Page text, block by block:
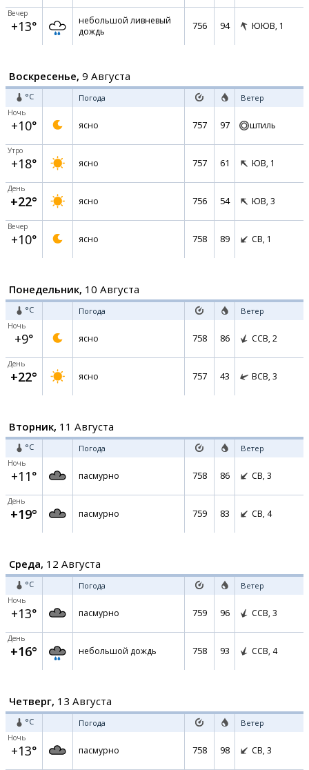
Вечер
+13°
небольшой ливневый
дождь
756 94 ЮЮВ, 1
Воскресенье, 9 Августа
°C Погода Ветер
Ночь
+10° ясно 757 97 штиль
Утро
+18° ясно 757 61 ЮВ, 1
День
+22° ясно 756 54 ЮВ, 3
Вечер
+10° ясно 758 89 СВ, 1
Понедельник, 10 Августа
°C Погода Ветер
Ночь
+9° ясно 758 86 ССВ, 2
День
+22° ясно 757 43 ВСВ, 3
Вторник, 11 Августа
°C Погода Ветер
Ночь
+11° пасмурно 758 86 СВ, 3
День
+19° пасмурно 759 83 СВ, 4
Среда, 12 Августа
°C Погода Ветер
Ночь
+13° пасмурно 759 96 ССВ, 3
День
+16° небольшой дождь 758 93 ССВ, 4
Четверг, 13 Августа
°C Погода Ветер
Ночь
+13° пасмурно 758 98 СВ, 3